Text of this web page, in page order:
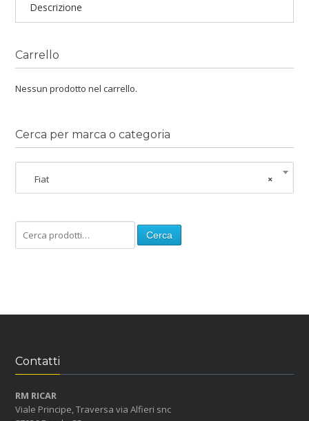
Descrizione
Carrello
Nessun prodotto nel carrello.
Cerca per marca o categoria
×
Fiat
Cerca
Contatti
RM RICAR
Viale Principe, Traversa via Alfieri snc